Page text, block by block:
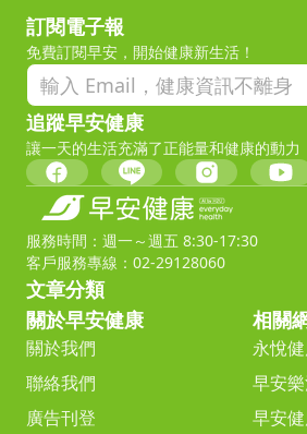
訂閱電子報
免費訂閱早安，開始健康新生活！
追蹤早安健康
讓一天的生活充滿了正能量和健康的動力
服務時間：週一～週五 8:30-17:30
客戶服務專線：02-29128060
文章分類
關於早安健康
關於我們
聯絡我們
廣告刊登
相關
永悅
早安
早安